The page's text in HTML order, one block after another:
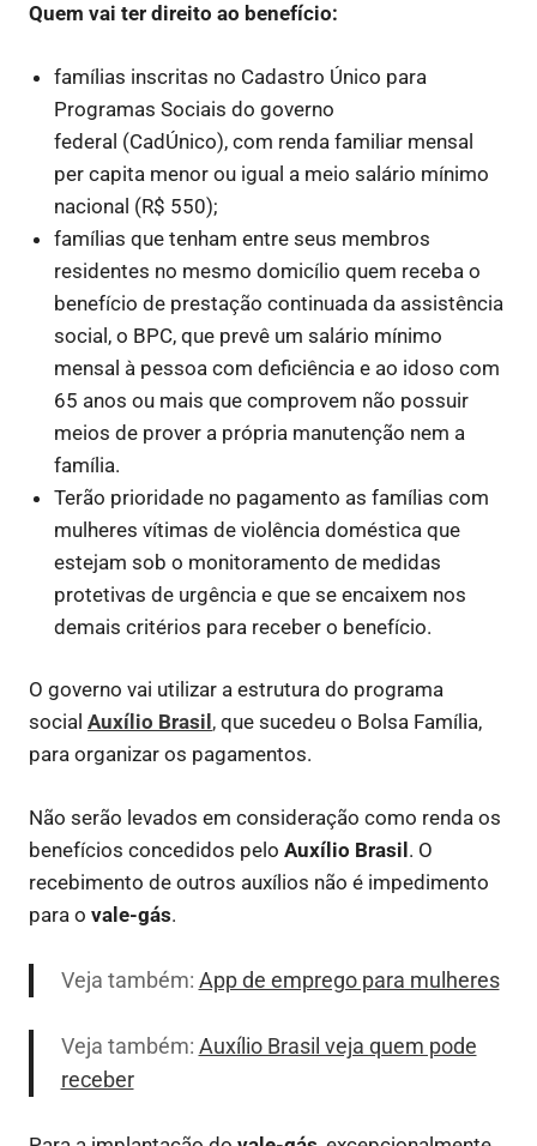
Quem vai ter direito ao benefício:
famílias inscritas no Cadastro Único para
Programas Sociais do governo
federal (CadÚnico), com renda familiar mensal
per capita menor ou igual a meio salário mínimo
nacional (R$ 550);
famílias que tenham entre seus membros
residentes no mesmo domicílio quem receba o
benefício de prestação continuada da assistência
social, o BPC, que prevê um salário mínimo
mensal à pessoa com deficiência e ao idoso com
65 anos ou mais que comprovem não possuir
meios de prover a própria manutenção nem a
família.
Terão prioridade no pagamento as famílias com
mulheres vítimas de violência doméstica que
estejam sob o monitoramento de medidas
protetivas de urgência e que se encaixem nos
demais critérios para receber o benefício.
O governo vai utilizar a estrutura do programa
social Auxílio Brasil , que sucedeu o Bolsa Família,
para organizar os pagamentos.
Não serão levados em consideração como renda os
benefícios concedidos pelo Auxílio Brasil. O
recebimento de outros auxílios não é impedimento
para o vale-gás.
Veja também: App de emprego para mulheres
Veja também: Auxílio Brasil veja quem pode
receber